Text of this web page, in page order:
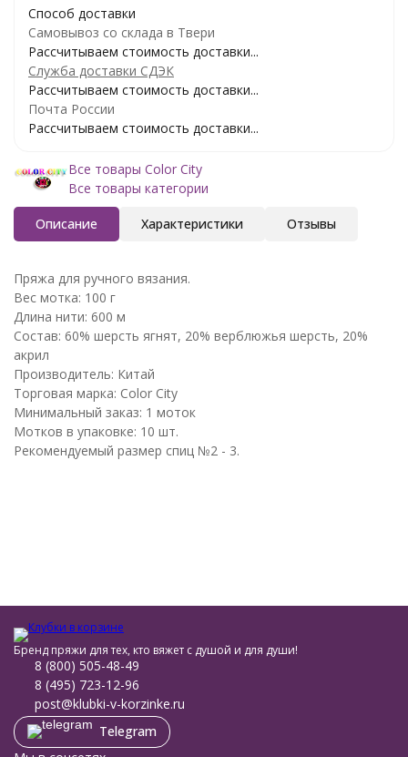
Способ доставки
Самовывоз со склада в Твери
Рассчитываем стоимость доставки...
Служба доставки СДЭК
Рассчитываем стоимость доставки...
Почта России
Рассчитываем стоимость доставки...
Все товары Color City
Все товары категории
Описание Характеристики Отзывы
Пряжа для ручного вязания.
Вес мотка: 100 г
Длина нити: 600 м
Состав: 60% шерсть ягнят, 20% верблюжья шерсть, 20%
акрил
Производитель: Китай
Торговая марка: Color City
Минимальный заказ: 1 моток
Мотков в упаковке: 10 шт.
Рекомендуемый размер спиц №2 - 3.
Бренд пряжи для тех, кто вяжет с душой и для души!
8 (800) 505-48-49
8 (495) 723-12-96
post@klubki-v-korzinke.ru
Telegram